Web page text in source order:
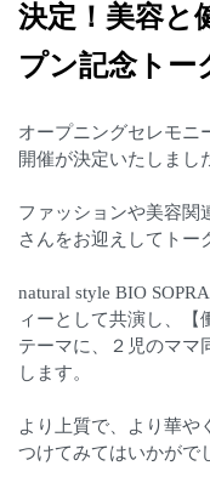
決定！美容と
プン記念トー
オープニングセレモニ
開催が決定いたしまし
ファッションや美容関
さんをお迎えしてトー
natural style BIO
ィーとして共演し、【
テーマに、２児のママ
します。
より上質で、より華や
つけてみてはいかがで